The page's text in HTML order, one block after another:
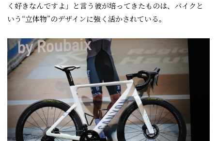
く好きなんですよ」と言う彼が培ってきたものは、バイクと
いう“立体物”のデザインに強く活かされている。